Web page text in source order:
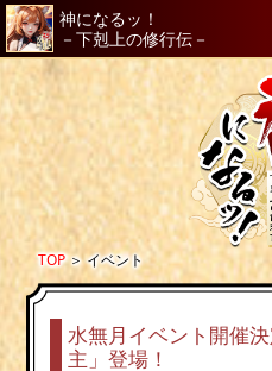
神になるッ！
－下剋上の修行伝－
TOP＞イベント
水無月イベント開催
主」登場！